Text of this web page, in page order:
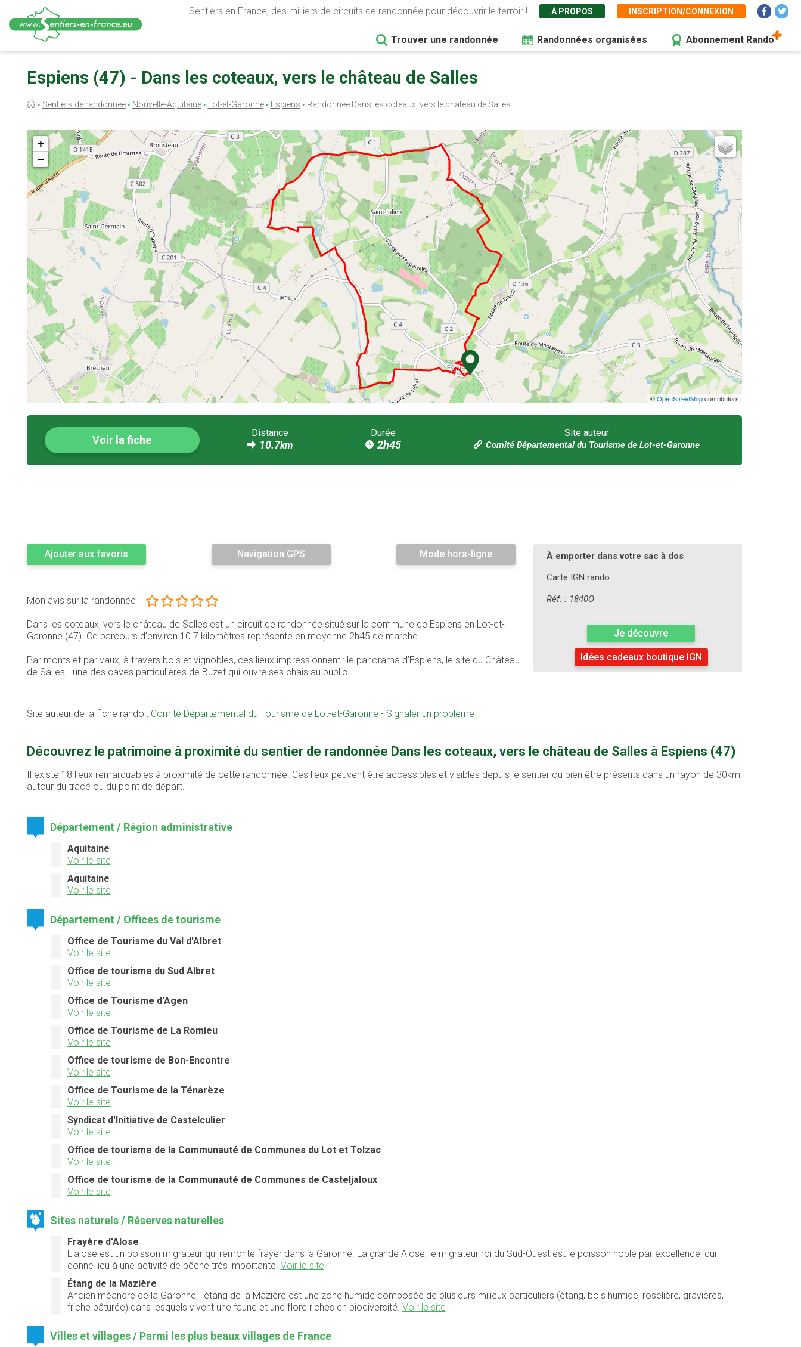
contenu
Sentiers en France, des milliers de circuits de randonnée pour découvrir le terroir ! À PROPOS INSCRIPTION/CONNEXION
Trouver une randonnée Randonnées organisées Abonnement Rando
Espiens (47) - Dans les coteaux, vers le château de Salles
Fil
Sentiers de randonnée Nouvelle-Aquitaine Lot-et-Garonne Espiens Randonnée Dans les coteaux, vers le château de Salles
+
−
©OpenStreetMapcontributors
Voir la fiche
Distance
10.7km
Durée
2h45
Site auteur
Comité Départemental du Tourisme de Lot-et-Garonne
Ajouter aux favoris Navigation GPS Mode hors-ligne
Mon avis sur la randonnée :
Dans les coteaux, vers le château de Salles est un circuit de randonnée situé sur la commune de Espiens en Lot-et-
Garonne (47). Ce parcours d’environ 10.7 kilomètres représente en moyenne 2h45 de marche.
Par monts et par vaux, à travers bois et vignobles, ces lieux impressionnent : le panorama d’Espiens, le site du Château
de Salles, l'une des caves particulières de Buzet qui ouvre ses chais au public.
Site auteur de la fiche rando : Comité Départemental du Tourisme de Lot-et-Garonne - Signaler un problème
À emporter dans votre sac à dos
Carte IGN rando
Réf. : 1840O
Je découvre
Idées cadeaux boutique IGN
Découvrez le patrimoine à proximité du sentier de randonnée Dans les coteaux, vers le château de Salles à Espiens (47)
Il existe 18 lieux remarquables à proximité de cette randonnée. Ces lieux peuvent être accessibles et visibles depuis le sentier ou bien être présents dans un rayon de 30km
autour du tracé ou du point de départ.
Département / Région administrative
Aquitaine
Voir le site
Aquitaine
Voir le site
Département / Offices de tourisme
Office de Tourisme du Val d'Albret
Voir le site
Office de tourisme du Sud Albret
Voir le site
Office de Tourisme d'Agen
Voir le site
Office de Tourisme de La Romieu
Voir le site
Office de tourisme de Bon-Encontre
Voir le site
Office de Tourisme de la Ténarèze
Voir le site
Syndicat d'Initiative de Castelculier
Voir le site
Office de tourisme de la Communauté de Communes du Lot et Tolzac
Voir le site
Office de tourisme de la Communauté de Communes de Casteljaloux
Voir le site
Sites naturels / Réserves naturelles
Frayère d'Alose
L'alose est un poisson migrateur qui remonte frayer dans la Garonne. La grande Alose, le migrateur roi du Sud-Ouest est le poisson noble par excellence, qui
donne lieu à une activité de pêche très importante. Voir le site
Étang de la Mazière
Ancien méandre de la Garonne, l'étang de la Mazière est une zone humide composée de plusieurs milieux particuliers (étang, bois humide, roselière, gravières,
friche pâturée) dans lesquels vivent une faune et une flore riches en biodiversité. Voir le site
Villes et villages / Parmi les plus beaux villages de France